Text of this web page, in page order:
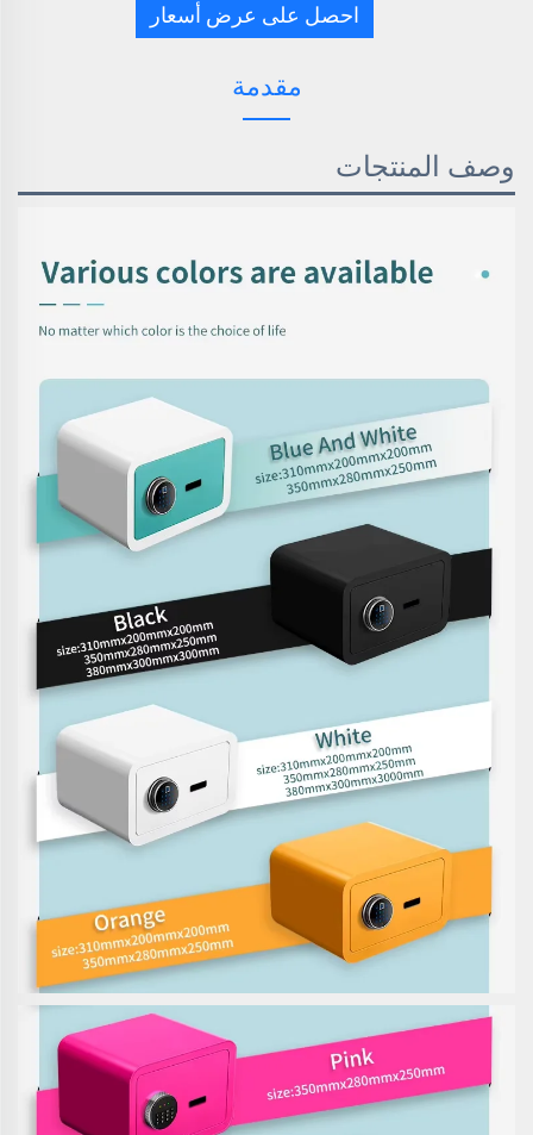
احصل على عرض أسعار
مقدمة
وصف المنتجات